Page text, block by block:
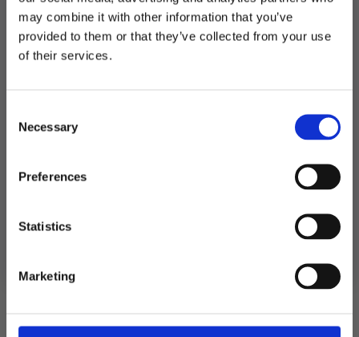
may combine it with other information that you’ve
provided to them or that they’ve collected from your use
of their services.
Selection
Necessary
Preferences
Statistics
Marketing
kakaomasse, kakaosmør, emulgator
(soyalecitin), aroma (vanillin). Kan inneholde
spor av nøtter, melk og hvete. Inneholder minst
50% kakao. Nettovekt 100g
MELD DEG PÅ NYHETSBREVET